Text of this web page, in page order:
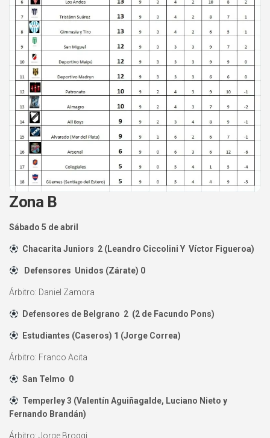
Zona B
Sábado 5 de abril
Chacarita Juniors 2 (Leandro Ciccolini Y Víctor Figueroa)
Defensores Unidos (Zárate) 0
Árbitro: Daniel Zamora
Defensores de Belgrano 2 (2 de Facundo Pons)
Estudiantes (Caseros) 1 (Jorge Correa)
Árbitro: Franco Acita
San Telmo 0
Temperley 3 (Valentín Aguiñagalde, Luciano Nieto y
Fernando Brandán)
Árbitro: Jorge Broggi